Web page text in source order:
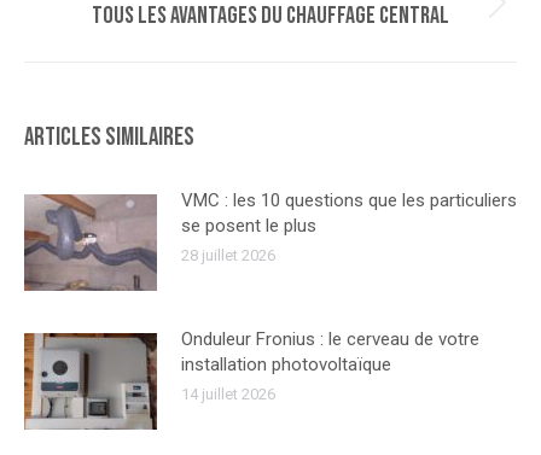
Article
Tous les avantages du chauffage central
Articles similaires
VMC : les 10 questions que les particuliers
se posent le plus
28 juillet 2026
Onduleur Fronius : le cerveau de votre
installation photovoltaïque
14 juillet 2026